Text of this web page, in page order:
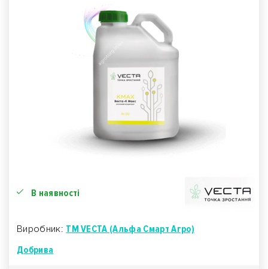
В наявності
Виробник: TM VECTA (Альфа Смарт Агро)
Добрива